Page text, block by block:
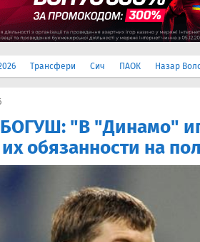
Трансфери Сич ПАОК Назар
БОГУШ: "В "Динамо"
обязанности на